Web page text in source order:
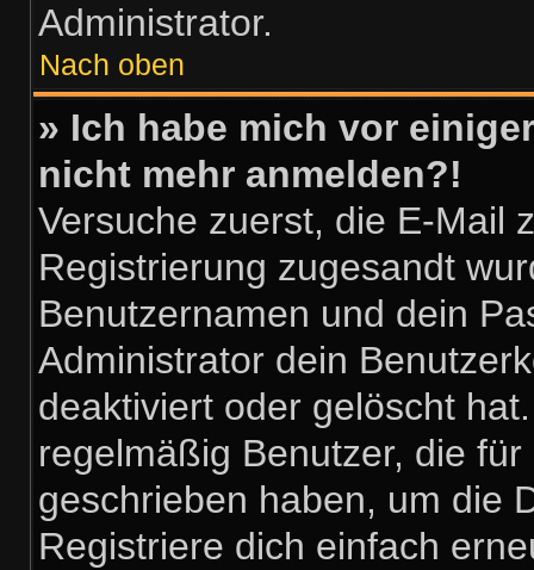
Administrator.
Nach oben
» Ich habe mich vor
nicht mehr anmelden?!
Versuche zuerst, die E-Mail
Registrierung zugesandt
Benutzernamen und dein
Administrator dein
deaktiviert oder gelöscht
regelmäßig Benutzer, die
geschrieben haben, um die
Registriere dich einfach